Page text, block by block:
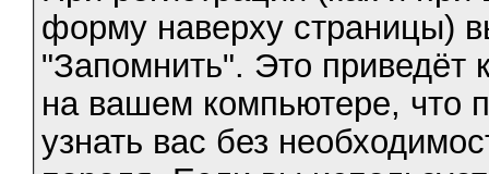
форму наверху страницы)
"Запомнить". Это приведёт
на вашем компьютере, что
узнать вас без